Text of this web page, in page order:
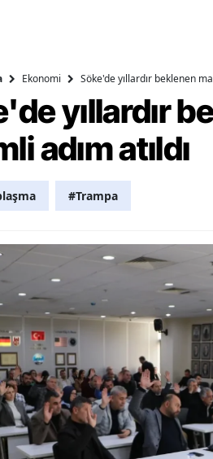
Manisa
Mardin
Nevşehir
Rize
Sakarya
Samsun
Siirt
Ekonomi Söke'de yıllardır beklenen
yıllardır
adım atıldı
#Trampa